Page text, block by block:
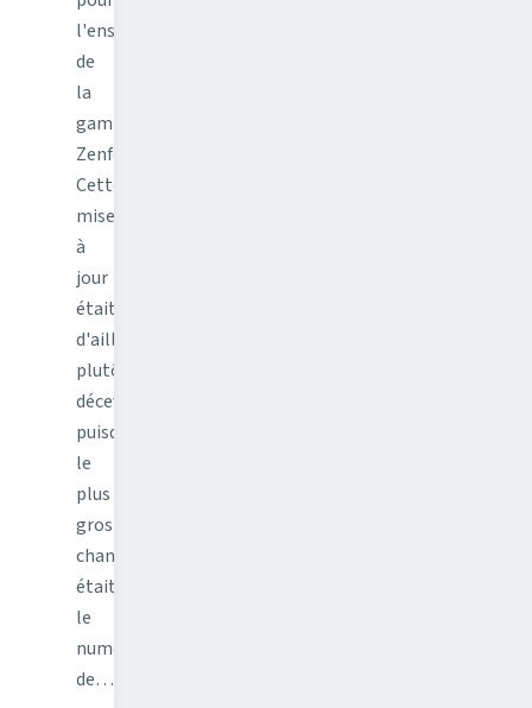
l'ensemble
de
la
gamme
Zenfone.
Cette
mise
à
jour
était
d'ailleurs,
plutôt
décevante
puisque
le
plus
gros
changement
était
le
numéro
de…